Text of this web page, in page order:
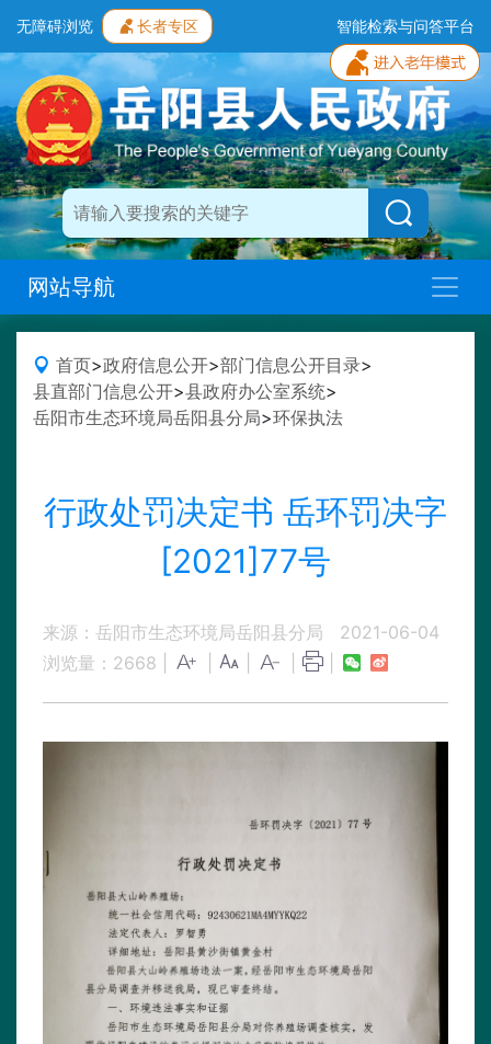
无障碍浏览 长者专区 智能检索与问答平台
网站导航
首页>政府信息公开>部门信息公开目录>
县直部门信息公开>县政府办公室系统>
岳阳市生态环境局岳阳县分局>环保执法
行政处罚决定书 岳环罚决字
[2021]77号
来源：岳阳市生态环境局岳阳县分局
2021-06-04
浏览量： 2668